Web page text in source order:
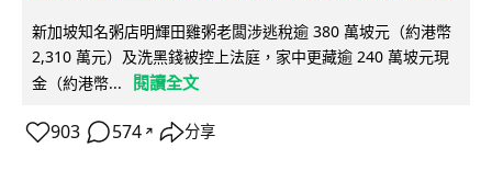
新加坡知名粥店明輝田雞粥老闆涉逃稅逾 380 萬坡元（約港幣
2,310 萬元）及洗黑錢被控上法庭，家中更藏逾 240 萬坡元現
金（約港幣...
閱讀全文
903 574 ↗ 分享